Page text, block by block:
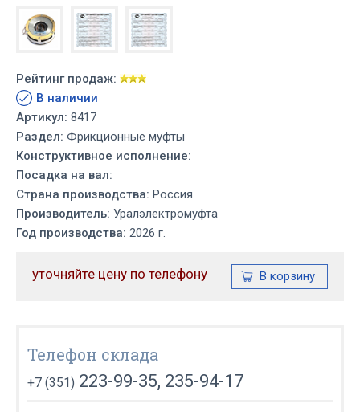
Рейтинг продаж:
В наличии
Артикул: 8417
Раздел: Фрикционные муфты
Конструктивное исполнение:
Посадка на вал:
Страна производства: Россия
Производитель: Уралэлектромуфта
Год производства: 2026 г.
уточняйте цену по телефону
Телефон склада
+7 (351) 223-99-35, 235-94-17